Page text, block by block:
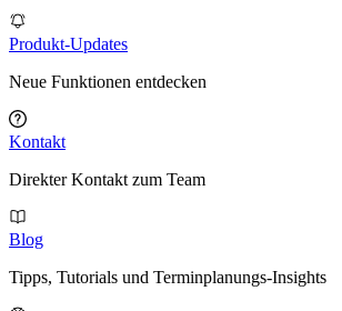
Produkt-Updates
Neue Funktionen entdecken
Kontakt
Direkter Kontakt zum Team
Blog
Tipps, Tutorials und Terminplanungs-Insights